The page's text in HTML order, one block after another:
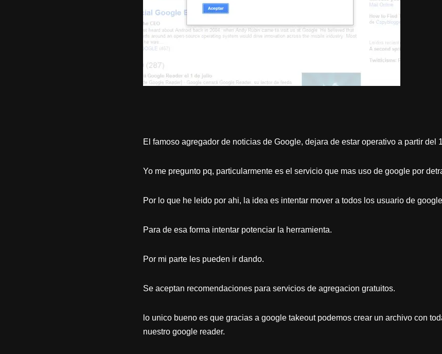
El famoso agregador de noticias de Google, dejara de estar operativo a partir del
Yo me pregunto pq, particularmente es el servicio que mas uso de google por
Por lo que he leido por ahi, la idea es intentar mover a todos los usuario de
Para de esa forma intentar potenciar la herramienta.
Por mi parte les pueden ir dando.
Se aceptan recomendaciones para servicios de agregacion gratuitos.
lo unico bueno es que gracias a google takeout podemos crear un archivo con
nuestro google reader.